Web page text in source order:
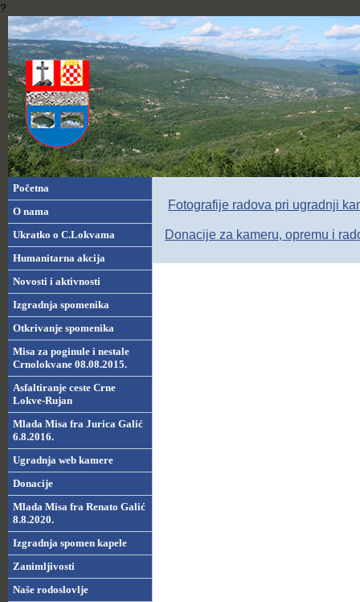
?
Početna
O nama
Ukratko o C.Lokvama
Humanitarna akcija
Novosti i aktivnosti
Izgradnja spomenika
Otkrivanje spomenika
Misa za poginule i nestale
Crnolokvane 08.08.2015.
Asfaltiranje ceste Crne
Lokve-Rujan
Mlada Misa fra Jurica Galić
6.8.2016.
Ugradnja web kamere
Donacije
Mlada Misa fra Renato Galić
8.8.2020.
Izgradnja spomen kapele
Zanimljivosti
Naše rodoslovlje
Fotografije radova pri ugradnji
Donacije za kameru, opremu i